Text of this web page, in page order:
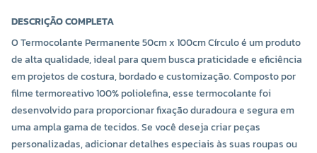
DESCRIÇÃO COMPLETA
O Termocolante Permanente 50cm x 100cm Círculo é um produto
de alta qualidade, ideal para quem busca praticidade e eficiência
em projetos de costura, bordado e customização. Composto por
filme termoreativo 100% poliolefina, esse termocolante foi
desenvolvido para proporcionar fixação duradoura e segura em
uma ampla gama de tecidos. Se você deseja criar peças
personalizadas, adicionar detalhes especiais às suas roupas ou